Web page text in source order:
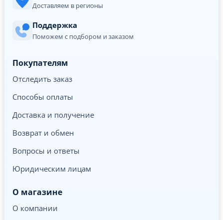
Доставляем в регионы
Поддержка
Поможем с подбором и заказом
Покупателям
Отследить заказ
Способы оплаты
Доставка и получение
Возврат и обмен
Вопросы и ответы
Юридическим лицам
О магазине
О компании